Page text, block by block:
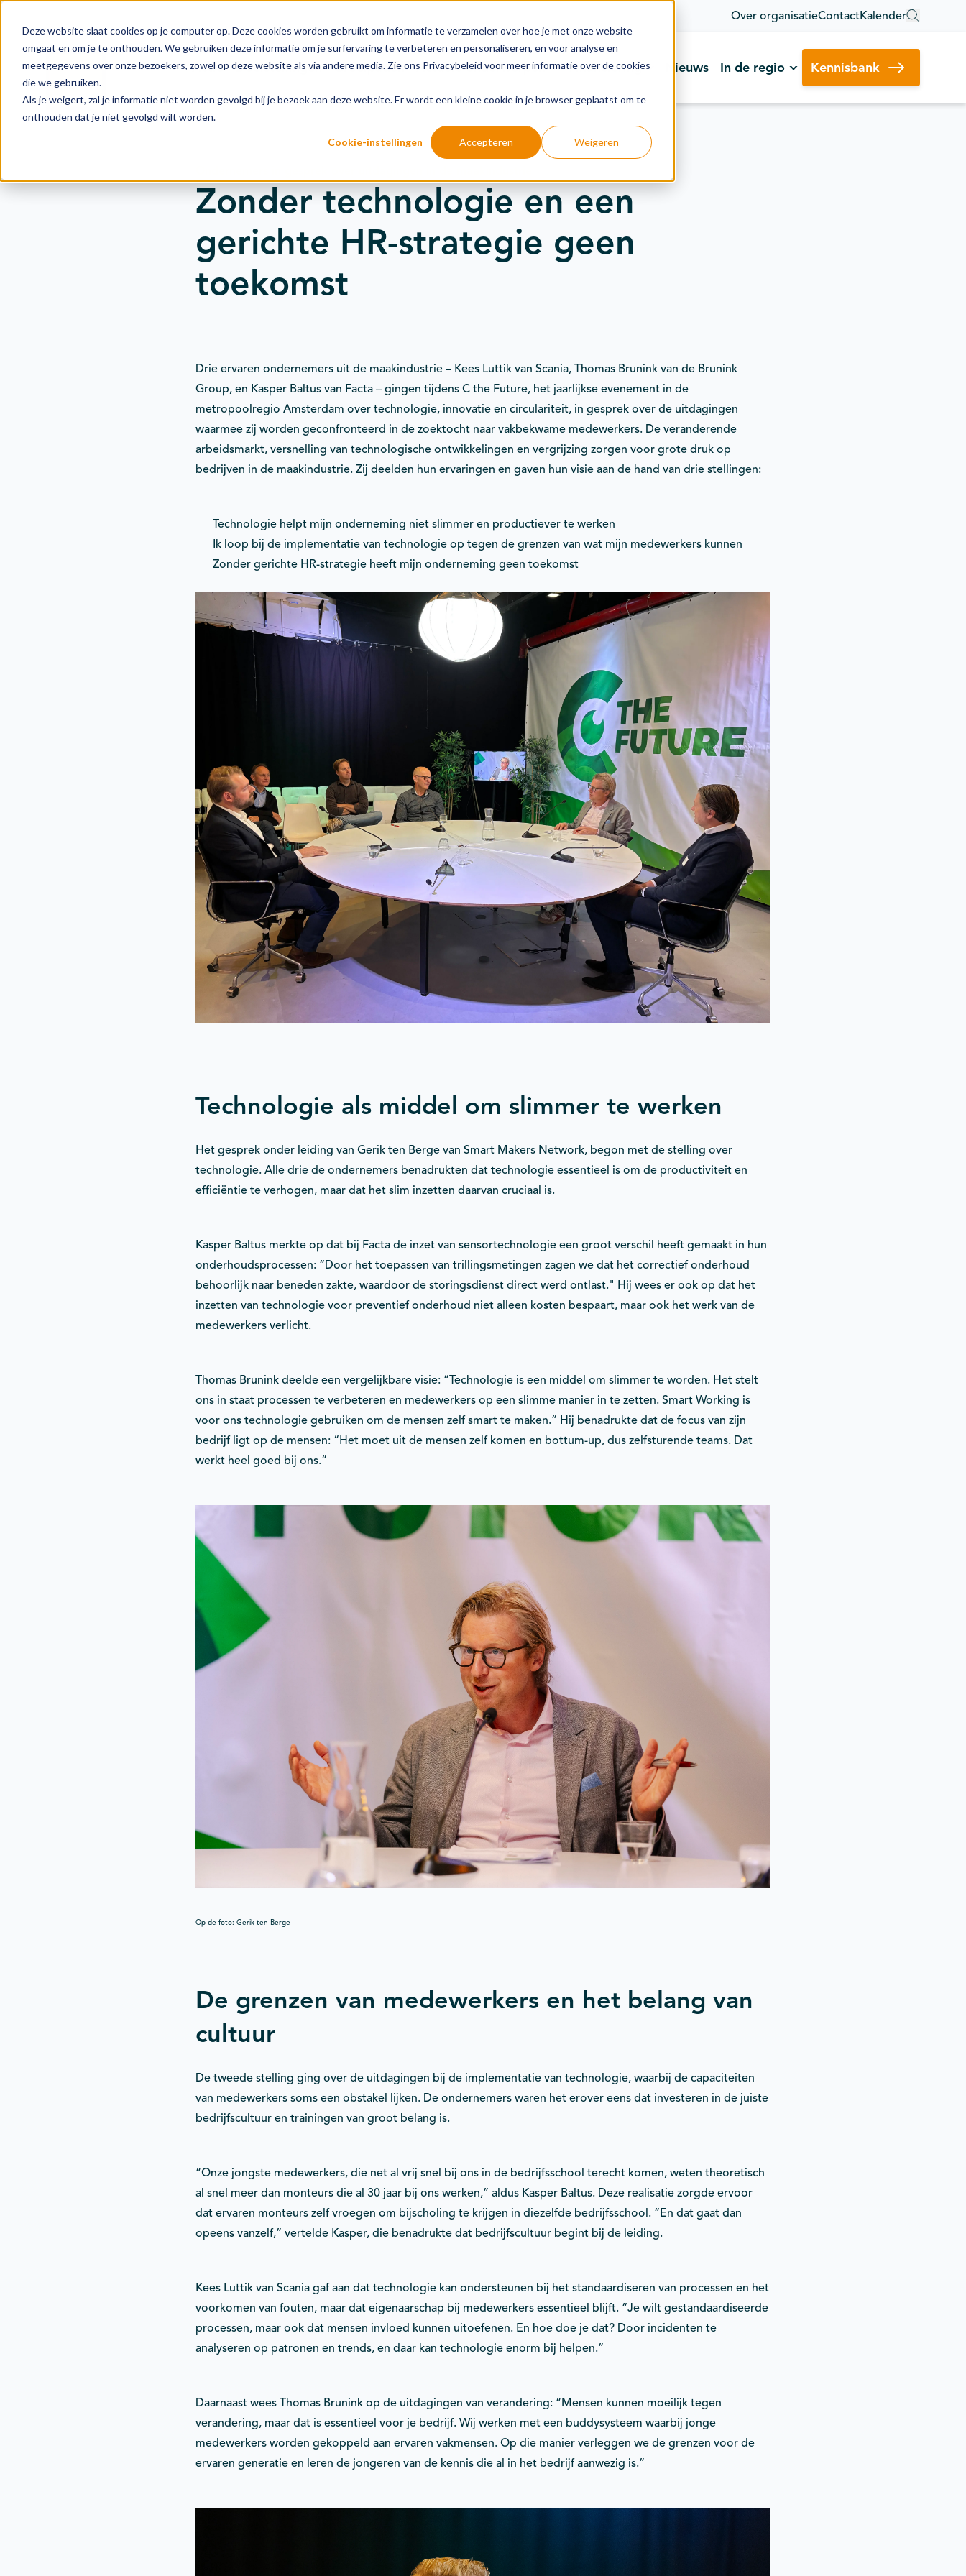
Deze website slaat cookies op je computer op. Deze cookies worden gebruikt om informatie te verzamelen over hoe je met onze website
omgaat en om je te onthouden. We gebruiken deze informatie om je surfervaring te verbeteren en personaliseren, en voor analyse en
meetgegevens over onze bezoekers, zowel op deze website als via andere media. Zie ons Privacybeleid voor meer informatie over de cookies
die we gebruiken.
Als je weigert, zal je informatie niet worden gevolgd bij je bezoek aan deze website. Er wordt een kleine cookie in je browser geplaatst om te
onthouden dat je niet gevolgd wilt worden.
Cookie-instellingen Accepteren Weigeren
Over organisatieContactKalender
Actie Doelstellingen Groeipaden Actuele onderwerpen Financiering Nieuws In de regio Kennisbank
Zonder technologie en een
gerichte HR-strategie geen
toekomst
Drie ervaren ondernemers uit de maakindustrie – Kees Luttik van Scania, Thomas Brunink van de Brunink
Group, en Kasper Baltus van Facta – gingen tijdens C the Future, het jaarlijkse evenement in de
metropoolregio Amsterdam over technologie, innovatie en circulariteit, in gesprek over de uitdagingen
waarmee zij worden geconfronteerd in de zoektocht naar vakbekwame medewerkers. De veranderende
arbeidsmarkt, versnelling van technologische ontwikkelingen en vergrijzing zorgen voor grote druk op
bedrijven in de maakindustrie. Zij deelden hun ervaringen en gaven hun visie aan de hand van drie stellingen:
Technologie helpt mijn onderneming niet slimmer en productiever te werken
Ik loop bij de implementatie van technologie op tegen de grenzen van wat mijn medewerkers kunnen
Zonder gerichte HR-strategie heeft mijn onderneming geen toekomst
Technologie als middel om slimmer te werken
Het gesprek onder leiding van Gerik ten Berge van Smart Makers Network, begon met de stelling over
technologie. Alle drie de ondernemers benadrukten dat technologie essentieel is om de productiviteit en
efficiëntie te verhogen, maar dat het slim inzetten daarvan cruciaal is.
Kasper Baltus merkte op dat bij Facta de inzet van sensortechnologie een groot verschil heeft gemaakt in hun
onderhoudsprocessen: “Door het toepassen van trillingsmetingen zagen we dat het correctief onderhoud
behoorlijk naar beneden zakte, waardoor de storingsdienst direct werd ontlast." Hij wees er ook op dat het
inzetten van technologie voor preventief onderhoud niet alleen kosten bespaart, maar ook het werk van de
medewerkers verlicht.
Thomas Brunink deelde een vergelijkbare visie: “Technologie is een middel om slimmer te worden. Het stelt
ons in staat processen te verbeteren en medewerkers op een slimme manier in te zetten. Smart Working is
voor ons technologie gebruiken om de mensen zelf smart te maken.” Hij benadrukte dat de focus van zijn
bedrijf ligt op de mensen: “Het moet uit de mensen zelf komen en bottum-up, dus zelfsturende teams. Dat
werkt heel goed bij ons.”
Op de foto: Gerik ten Berge
De grenzen van medewerkers en het belang van
cultuur
De tweede stelling ging over de uitdagingen bij de implementatie van technologie, waarbij de capaciteiten
van medewerkers soms een obstakel lijken. De ondernemers waren het erover eens dat investeren in de juiste
bedrijfscultuur en trainingen van groot belang is.
“Onze jongste medewerkers, die net al vrij snel bij ons in de bedrijfsschool terecht komen, weten theoretisch
al snel meer dan monteurs die al 30 jaar bij ons werken,” aldus Kasper Baltus. Deze realisatie zorgde ervoor
dat ervaren monteurs zelf vroegen om bijscholing te krijgen in diezelfde bedrijfsschool. “En dat gaat dan
opeens vanzelf,” vertelde Kasper, die benadrukte dat bedrijfscultuur begint bij de leiding.
Kees Luttik van Scania gaf aan dat technologie kan ondersteunen bij het standaardiseren van processen en het
voorkomen van fouten, maar dat eigenaarschap bij medewerkers essentieel blijft. “Je wilt gestandaardiseerde
processen, maar ook dat mensen invloed kunnen uitoefenen. En hoe doe je dat? Door incidenten te
analyseren op patronen en trends, en daar kan technologie enorm bij helpen.”
Daarnaast wees Thomas Brunink op de uitdagingen van verandering: “Mensen kunnen moeilijk tegen
verandering, maar dat is essentieel voor je bedrijf. Wij werken met een buddysysteem waarbij jonge
medewerkers worden gekoppeld aan ervaren vakmensen. Op die manier verleggen we de grenzen voor de
ervaren generatie en leren de jongeren van de kennis die al in het bedrijf aanwezig is.”